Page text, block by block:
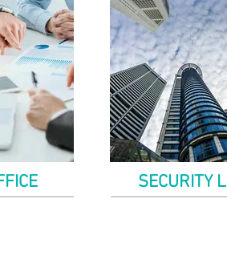
SECURITY